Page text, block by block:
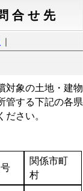
合せ先
｜
対象の土地・建物
管する下記の各県
さい。
関係市町
村